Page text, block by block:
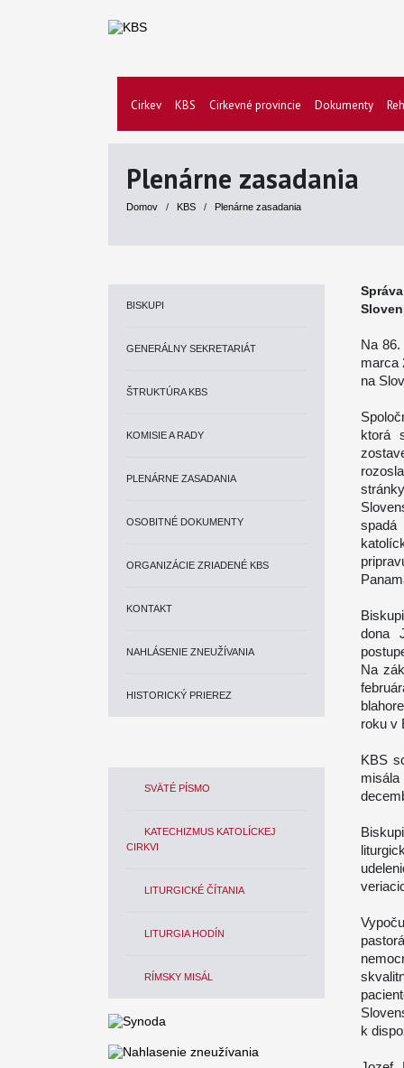
Cirkev KBS Cirkevné provincie Dokumenty
Plenárne zasadania
Domov / KBS / Plenárne zasadania
BISKUPI
GENERÁLNY SEKRETARIÁT
ŠTRUKTÚRA KBS
KOMISIE A RADY
PLENÁRNE ZASADANIA
OSOBITNÉ DOKUMENTY
ORGANIZÁCIE ZRIADENÉ KBS
KONTAKT
NAHLÁSENIE ZNEUŽÍVANIA
HISTORICKÝ PRIEREZ
SVÄTÉ PÍSMO
KATECHIZMUS KATOLÍCKEJ
CIRKVI
LITURGICKÉ ČÍTANIA
LITURGIA HODÍN
RÍMSKY MISÁL
Na
marca
na
ktorá
spadá
dona
Na
roku v
KBS
k